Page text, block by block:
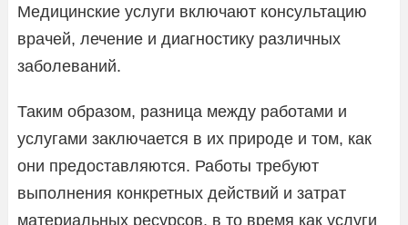
Медицинские услуги включают консультацию
врачей, лечение и диагностику различных
заболеваний.
Таким образом, разница между работами и
услугами заключается в их природе и том, как
они предоставляются. Работы требуют
выполнения конкретных действий и затрат
материальных ресурсов, в то время как услуги